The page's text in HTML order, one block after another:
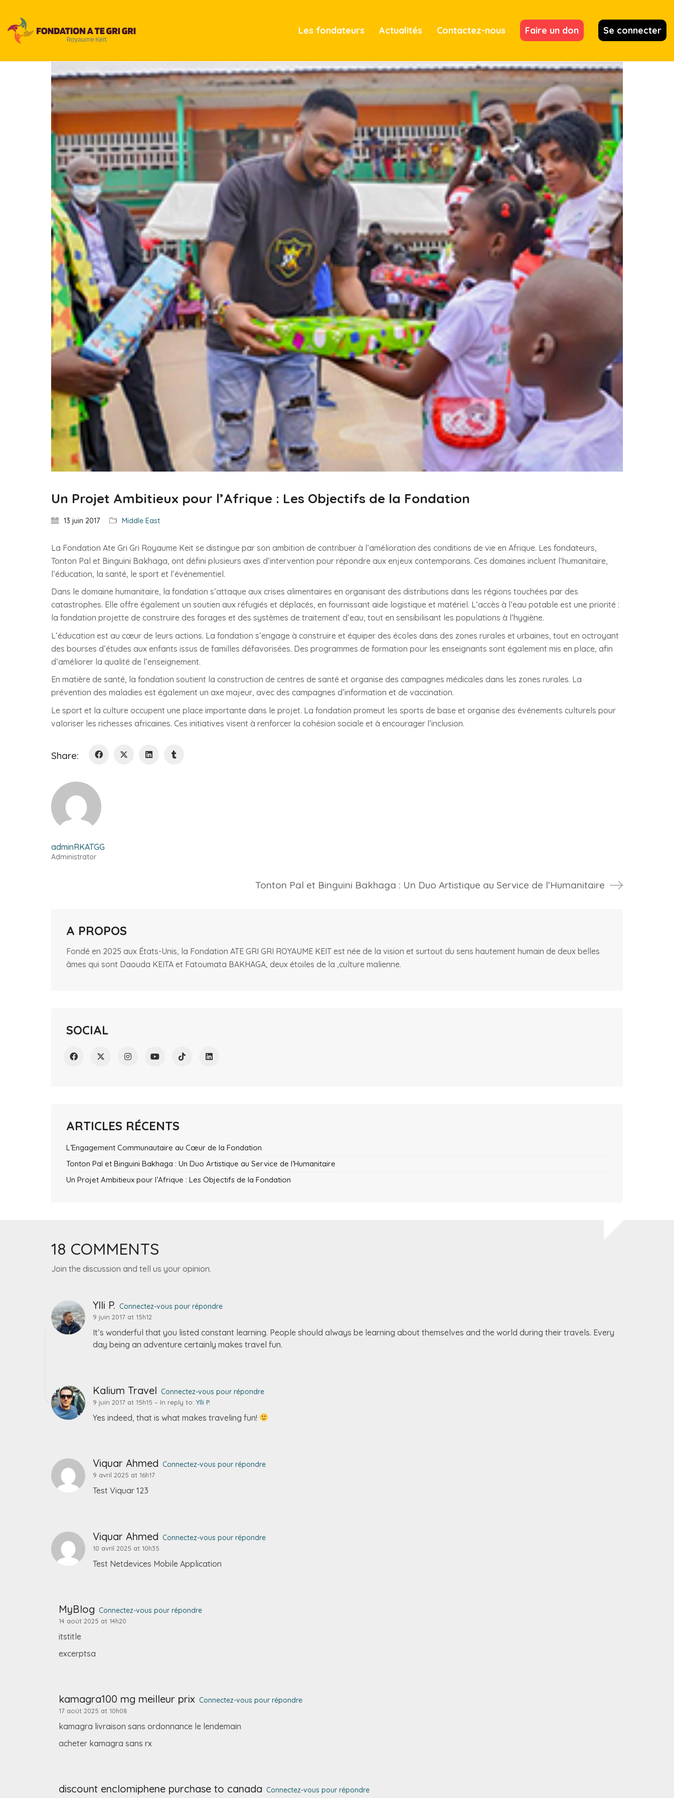
Les fondateurs Actualités Contactez-nous Faire un don Se connecter
Un Projet Ambitieux pour l’Afrique : Les Objectifs de la Fondation
13 juin 2017 Middle East
La Fondation Ate Gri Gri Royaume Keit se distingue par son ambition de contribuer à l’amélioration des conditions de vie en Afrique. Les fondateurs,
Tonton Pal et Binguini Bakhaga, ont défini plusieurs axes d’intervention pour répondre aux enjeux contemporains. Ces domaines incluent l’humanitaire,
l’éducation, la santé, le sport et l’événementiel.
Dans le domaine humanitaire, la fondation s’attaque aux crises alimentaires en organisant des distributions dans les régions touchées par des
catastrophes. Elle offre également un soutien aux réfugiés et déplacés, en fournissant aide logistique et matériel. L’accès à l’eau potable est une priorité :
la fondation projette de construire des forages et des systèmes de traitement d’eau, tout en sensibilisant les populations à l’hygiène.
L’éducation est au cœur de leurs actions. La fondation s’engage à construire et équiper des écoles dans des zones rurales et urbaines, tout en octroyant
des bourses d’études aux enfants issus de familles défavorisées. Des programmes de formation pour les enseignants sont également mis en place, afin
d’améliorer la qualité de l’enseignement.
En matière de santé, la fondation soutient la construction de centres de santé et organise des campagnes médicales dans les zones rurales. La
prévention des maladies est également un axe majeur, avec des campagnes d’information et de vaccination.
Le sport et la culture occupent une place importante dans le projet. La fondation promeut les sports de base et organise des événements culturels pour
valoriser les richesses africaines. Ces initiatives visent à renforcer la cohésion sociale et à encourager l’inclusion.
Share:
adminRKATGG
Administrator
Tonton Pal et Binguini Bakhaga : Un Duo Artistique au Service de l’Humanitaire
A PROPOS
Fondé en 2025 aux États-Unis, la Fondation ATE GRI GRI ROYAUME KEIT est née de la vision et surtout du sens hautement humain de deux belles
âmes qui sont Daouda KEITA et Fatoumata BAKHAGA, deux étoiles de la ,culture malienne.
SOCIAL
ARTICLES RÉCENTS
L’Engagement Communautaire au Cœur de la Fondation
Tonton Pal et Binguini Bakhaga : Un Duo Artistique au Service de l’Humanitaire
Un Projet Ambitieux pour l’Afrique : Les Objectifs de la Fondation
18 COMMENTS
Join the discussion and tell us your opinion.
Ylli P. Connectez-vous pour répondre
9 juin 2017 at 15h12
It’s wonderful that you listed constant learning. People should always be learning about themselves and the world during their travels. Every
day being an adventure certainly makes travel fun.
Kalium Travel Connectez-vous pour répondre
9 juin 2017 at 15h15 – In reply to: Ylli P.
Yes indeed, that is what makes traveling fun!
Viquar Ahmed Connectez-vous pour répondre
9 avril 2025 at 16h17
Test Viquar 123
Viquar Ahmed Connectez-vous pour répondre
10 avril 2025 at 10h35
Test Netdevices Mobile Application
MyBlog Connectez-vous pour répondre
14 août 2025 at 14h20
itstitle
excerptsa
kamagra100 mg meilleur prix Connectez-vous pour répondre
17 août 2025 at 10h08
kamagra livraison sans ordonnance le lendemain
acheter kamagra sans rx
discount enclomiphene purchase to canada Connectez-vous pour répondre